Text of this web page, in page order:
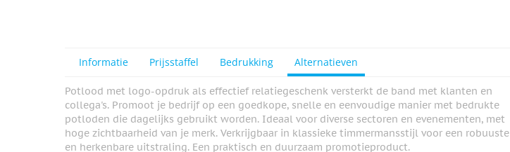
Informatie Prijsstaffel Bedrukking Alternatieven
Potlood met logo-opdruk als effectief relatiegeschenk versterkt de band met klanten en
collega's. Promoot je bedrijf op een goedkope, snelle en eenvoudige manier met bedrukte
potloden die dagelijks gebruikt worden. Ideaal voor diverse sectoren en evenementen, met
hoge zichtbaarheid van je merk. Verkrijgbaar in klassieke timmermansstijl voor een robuuste
en herkenbare uitstraling. Een praktisch en duurzaam promotieproduct.